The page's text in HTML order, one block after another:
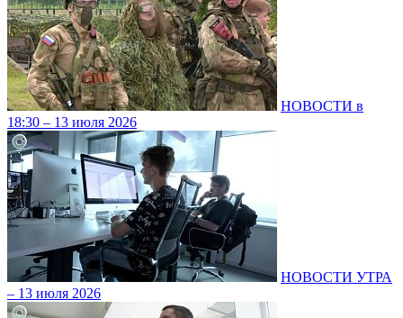
НОВОСТИ в
18:30 – 13 июля 2026
НОВОСТИ УТРА
– 13 июля 2026